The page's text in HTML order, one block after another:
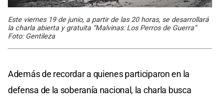
Este viernes 19 de junio, a partir de las 20 horas, se desarrollará
la charla abierta y gratuita “Malvinas: Los Perros de Guerra”
Foto: Gentileza
Además de recordar a quienes participaron en la
defensa de la soberanía nacional, la charla busca